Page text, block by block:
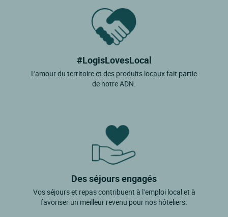
#LogisLovesLocal
L'amour du territoire et des produits locaux fait partie
de notre ADN.
Des séjours engagés
Vos séjours et repas contribuent à l’emploi local et à
favoriser un meilleur revenu pour nos hôteliers.